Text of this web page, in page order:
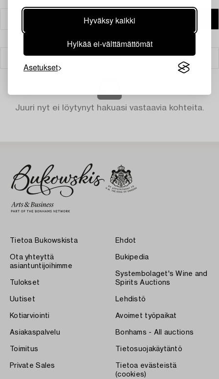
Hyväksy kaikki
Hylkää ei-välttämättömät
Asetukset
Juuri nyt ei löytynyt hakuasi vastaavia kohteita.
Tietoa Bukowskista
Ota yhteyttä
asiantuntijoihimme
Tulokset
Uutiset
Kotiarviointi
Asiakaspalvelu
Toimitus
Private Sales
Ehdot
Bukipedia
Systembolaget's Wine and
Spirits Auctions
Lehdistö
Avoimet työpaikat
Bonhams - All auctions
Tietosuojakäytäntö
Tietoa evästeistä
(cookies)